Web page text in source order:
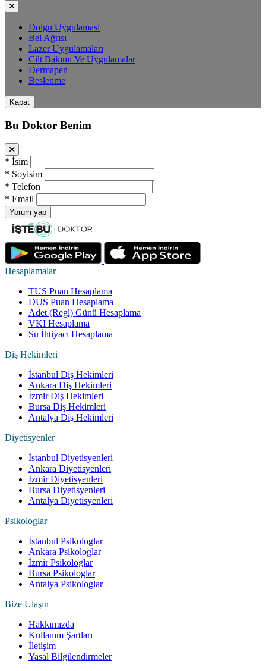
Dolgu Uygulamasi
Bel Ağrısı
Lazer Uygulamaları
Cilt Bakımı Ve Uygulamalar
Dermapen
Beslenme
Kapat
Bu Doktor Benim
* İsim
* Soyisim
* Telefon
* Email
Yorum yap
Hesaplamalar
TUS Puan Hesaplama
DUS Puan Hesaplama
Adet (Regl) Günü Hesaplama
VKI Hesaplama
Su İhtiyacı Hesaplama
Diş Hekimleri
İstanbul Diş Hekimleri
Ankara Diş Hekimleri
İzmir Diş Hekimleri
Bursa Diş Hekimleri
Antalya Diş Hekimleri
Diyetisyenler
İstanbul Diyetisyenleri
Ankara Diyetisyenleri
İzmir Diyetisyenleri
Bursa Diyetisyenleri
Antalya Diyetisyenleri
Psikologlar
İstanbul Psikologlar
Ankara Psikologlar
İzmir Psikologlar
Bursa Psikologlar
Antalya Psikologlar
Bize Ulaşın
Hakkımızda
Kullanım Şartları
İletişim
Yasal Bilgilendirmeler